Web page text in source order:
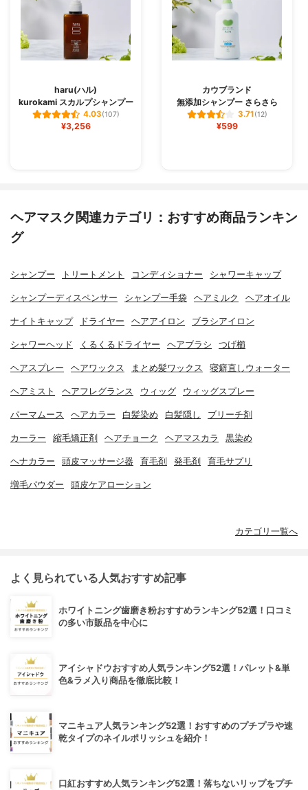
haru(ハル)
kurokami スカルプシャンプー
4.03(107)
¥3,256
カウブランド
無添加シャンプー さらさら
3.71(12)
¥599
ヘアマスク関連カテゴリ：おすすめ商品ランキン
グ
シャンプー トリートメント コンディショナー シャワーキャップ
シャンプーディスペンサー シャンプー手袋 ヘアミルク ヘアオイル
ナイトキャップ ドライヤー ヘアアイロン ブラシアイロン
シャワーヘッド くるくるドライヤー ヘアブラシ つげ櫛
ヘアスプレー ヘアワックス まとめ髪ワックス 寝癖直しウォーター
ヘアミスト ヘアフレグランス ウィッグ ウィッグスプレー
パーマムース ヘアカラー 白髪染め 白髪隠し ブリーチ剤
カーラー 縮毛矯正剤 ヘアチョーク ヘアマスカラ 黒染め
ヘナカラー 頭皮マッサージ器 育毛剤 発毛剤 育毛サプリ
増毛パウダー 頭皮ケアローション
カテゴリ一覧へ
よく見られている人気おすすめ記事
ホワイトニング歯磨き粉おすすめランキング52選！口コミ
の多い市販品を中心に
アイシャドウおすすめ人気ランキング52選！パレット&単
色&ラメ入り商品を徹底比較！
マニキュア人気ランキング52選！おすすめのプチプラや速
乾タイプのネイルポリッシュを紹介！
口紅おすすめ人気ランキング52選！落ちないリップをプチ